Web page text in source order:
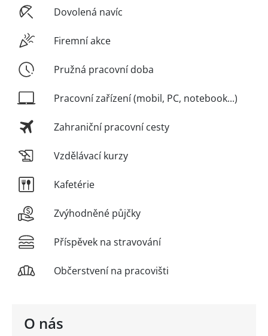
O nás
Dovolená navíc
Firemní akce
Pružná pracovní doba
Pracovní zařízení (mobil, PC, notebook...)
Zahraniční pracovní cesty
Vzdělávací kurzy
Kafetérie
Zvýhodněné půjčky
Příspěvek na stravování
Občerstvení na pracovišti